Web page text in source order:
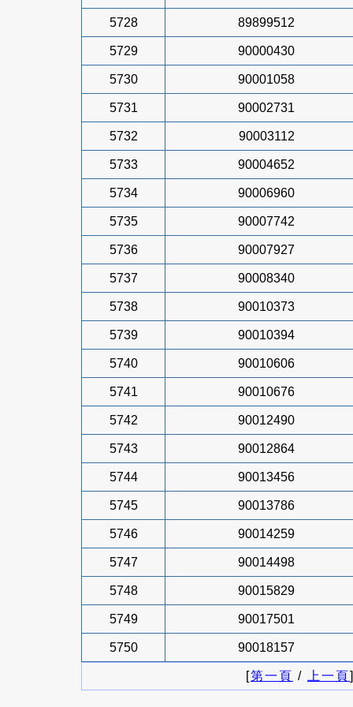
5728 89899512
5729 90000430
5730 90001058
5731 90002731
5732 90003112
5733 90004652
5734 90006960
5735 90007742
5736 90007927
5737 90008340
5738 90010373
5739 90010394
5740 90010606
5741 90010676
5742 90012490
5743 90012864
5744 90013456
5745 90013786
5746 90014259
5747 90014498
5748 90015829
5749 90017501
5750 90018157
[第一頁 / 上一頁